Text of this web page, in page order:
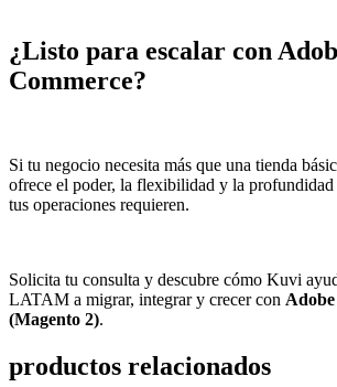
¿Listo para escalar con
Commerce?
Si tu negocio necesita más que una tienda
ofrece el poder, la flexibilidad y la
tus operaciones requieren.
Solicita tu consulta y descubre cómo Kuvi
LATAM a migrar, integrar y crecer con
(Magento 2).
productos relacionados